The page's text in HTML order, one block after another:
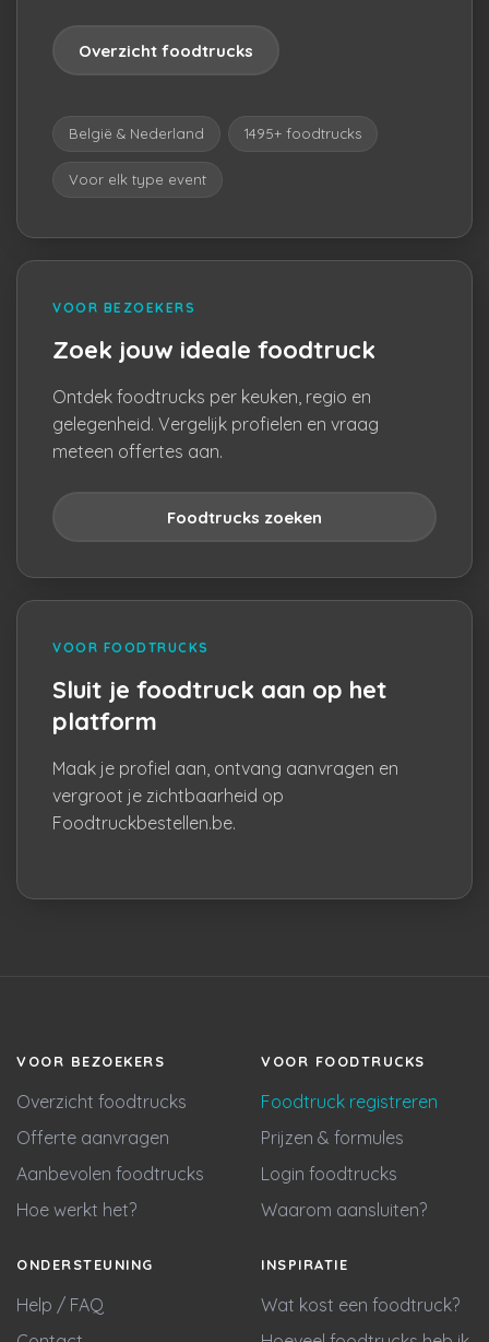
Overzicht foodtrucks
België & Nederland 1495+ foodtrucks
Voor elk type event
VOOR BEZOEKERS
Zoek jouw ideale foodtruck
Ontdek foodtrucks per keuken, regio en
gelegenheid. Vergelijk profielen en vraag
meteen offertes aan.
Foodtrucks zoeken
VOOR FOODTRUCKS
Sluit je foodtruck aan op het
platform
Maak je profiel aan, ontvang aanvragen en
vergroot je zichtbaarheid op
Foodtruckbestellen.be.
VOOR BEZOEKERS
Overzicht foodtrucks
Offerte aanvragen
Aanbevolen foodtrucks
Hoe werkt het?
VOOR FOODTRUCKS
Foodtruck registreren
Prijzen & formules
Login foodtrucks
Waarom aansluiten?
ONDERSTEUNING
Help / FAQ
INSPIRATIE
Wat kost een foodtruck?